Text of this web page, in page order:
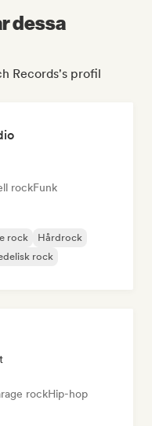
dessa
Records's profil
rockFunk
rock
Hårdrock
rock
rockHip-hop